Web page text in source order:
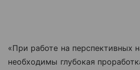
«При работе на перспективных
необходимы глубокая